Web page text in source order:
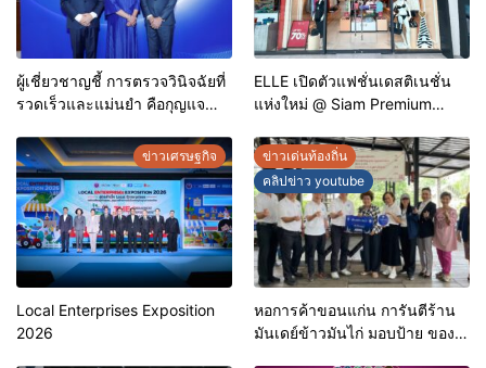
ผู้เชี่ยวชาญชี้ การตรวจวินิจฉัยที่
รวดเร็วและแม่นยำ คือกุญแจ
ประเทศไทย
ELLE เปิดตัวแฟชั่นเดสติเนชั่น
แห่งใหม่ @ Siam Premium
ดีลพิเศษลดสูงสุด 70%
ข่าวเศรษฐกิจ
Local Enterprises Exposition
2026
ข่าวเด่นท้องถิ่น
คลิปข่าว youtube
หอการค้าขอนแก่น การันตีร้าน
มันเดย์ข้าวมันไก่ มอบป้าย ของดี